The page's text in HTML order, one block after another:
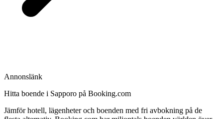
Annonslänk
Hitta boende i Sapporo på Booking.com
Jämför hotell, lägenheter och boenden med fri avbokning på de